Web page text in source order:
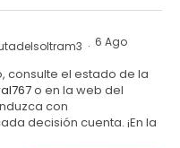
· 6 Ago
consulte el estado de la
o en la web del
con
decisión cuenta. ¡En la